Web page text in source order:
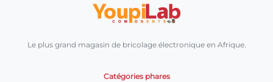
Le plus grand magasin de bricolage électronique en Afrique.
Catégories phares